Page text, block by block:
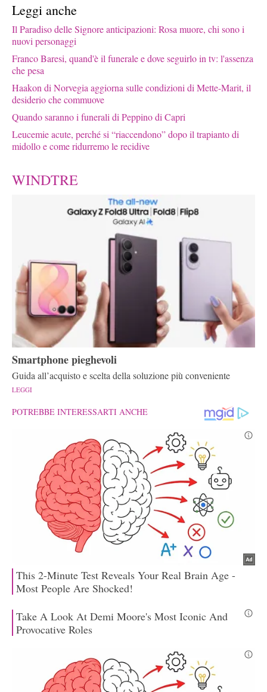
Leggi anche
Il Paradiso delle Signore anticipazioni: Rosa muore, chi sono i
nuovi personaggi
Franco Baresi, quand'è il funerale e dove seguirlo in tv: l'assenza
che pesa
Haakon di Norvegia aggiorna sulle condizioni di Mette-Marit, il
desiderio che commuove
Quando saranno i funerali di Peppino di Capri
Leucemie acute, perché si “riaccendono” dopo il trapianto di
midollo e come ridurremo le recidive
WINDTRE
Smartphone pieghevoli
Guida all’acquisto e scelta della soluzione più conveniente
LEGGI